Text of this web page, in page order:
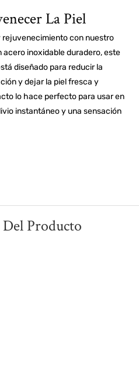
La Piel
rejuvenecimiento con nuestro
inoxidable duradero, este
diseñado para reducir la
y dejar la piel fresca y
lo hace perfecto para usar en
instantáneo y una sensación
Producto